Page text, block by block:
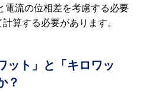
電流の位相差を考慮する必要
算する必要があります。
ット」と「キロワッ
？